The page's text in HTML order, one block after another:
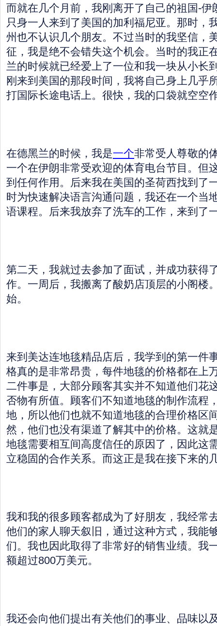
而就在几个月前，我刚离开了自己的祖国-伊
只身一人来到了美国的加利福尼亚。那时，
州也不认识几个朋友。不过当时的我坚信，
征，我是绝不会错失这个机会。当时的我正
兰的时候就已经爱上了一位和我一块从小长
刚来到美国的那段时间，我将自己身上几乎
打国际长途电话上。很快，我的口袋就空空
在德黑兰的时候，我是一个非常受人尊敬的
一个在伊朗非常受欢迎的体育电台节目。但
到任何作用。后来我在美国的圣荷西找到了
时为快速解决语言沟通问题，我还在一个当
语课程。后来我放弃了洗车的工作，来到了
第二天，我就过去参加了面试，并成功获得
作。一周后，我搬离了酸奶店顶层的小阁楼
始。
来到美达连地毯精品店后，我学到的第一件
格真的是非常昂贵，每件地毯的价格都在上
二件事是，大部分顾客其实并不知道他们花
否物有所值。顾客们不知道地毯的制作流程
地，所以他们也就不知道地毯的合理价格区
然，他们也没有渠道了解其中的价格。这就
地毯需要相互间高度信任的原因了，因此这
立稳固的合作关系。而这正是我在接下来的
我和我的很多顾客都成为了好朋友，我经常
他们的家人聊天叙旧，通过这种方式，我能
们。我也因此取得了非常好的销售业绩。我
额超过800万美元。
我还会向他们提出有关他们的事业、品味以